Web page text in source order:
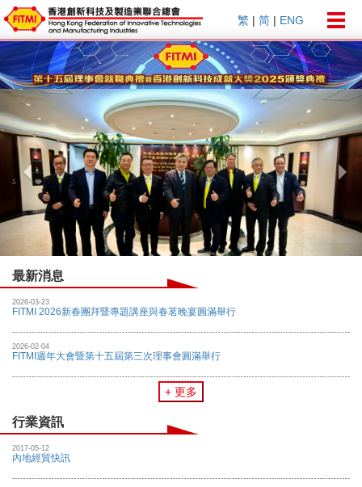
繁 | 简 | ENG
Previous
最新消息
2026-03-23
FITMI 2026新春團拜暨專題講座與春茗晚宴圓滿舉行
2026-02-04
FITMI週年大會暨第十五屆第三次理事會圓滿舉行
+ 更多
行業資訊
2017-05-12
內地經貿快訊